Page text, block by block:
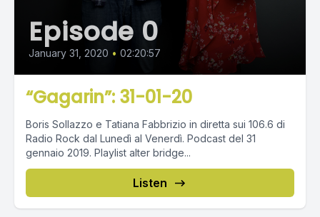
Episode 0
January 31, 2020 • 02:20:57
“Gagarin”: 31-01-20
Boris Sollazzo e Tatiana Fabbrizio in diretta sui 106.6 di
Radio Rock dal Lunedì al Venerdì. Podcast del 31
gennaio 2019. Playlist alter bridge...
Listen